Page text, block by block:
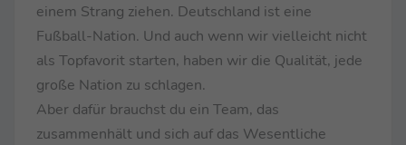
einem Strang ziehen. Deutschland ist eine
Fußball-Nation. Und auch wenn wir vielleicht nicht
als Topfavorit starten, haben wir die Qualität, jede
große Nation zu schlagen.
Aber dafür brauchst du ein Team, das
zusammenhält und sich auf das Wesentliche